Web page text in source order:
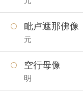
毗卢遮那佛像
元
空行母像
明